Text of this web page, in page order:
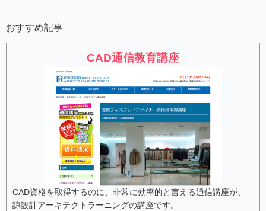
おすすめ記事
CAD通信教育講座
CAD資格を取得するのに、非常に効率的と言える通信講座が、
諒設計アーキテクトラーニングの講座です。